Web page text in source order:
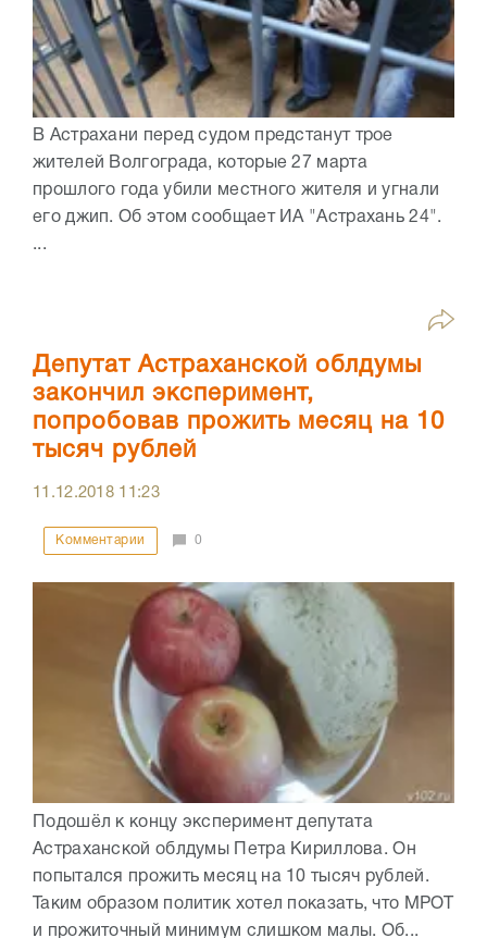
В Астрахани перед судом предстанут трое
жителей Волгограда, которые 27 марта
прошлого года убили местного жителя и угнали
его джип. Об этом сообщает ИА "Астрахань 24".
...
Депутат Астраханской облдумы
закончил эксперимент,
попробовав прожить месяц на 10
тысяч рублей
11.12.2018 11:23
Комментарии 0
Подошёл к концу эксперимент депутата
Астраханской облдумы Петра Кириллова. Он
попытался прожить месяц на 10 тысяч рублей.
Таким образом политик хотел показать, что МРОТ
и прожиточный минимум слишком малы. Об...